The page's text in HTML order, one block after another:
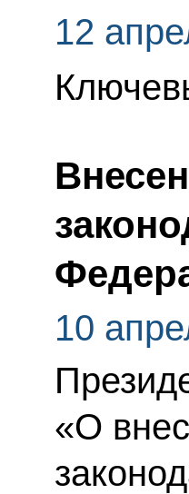
12
10
«О